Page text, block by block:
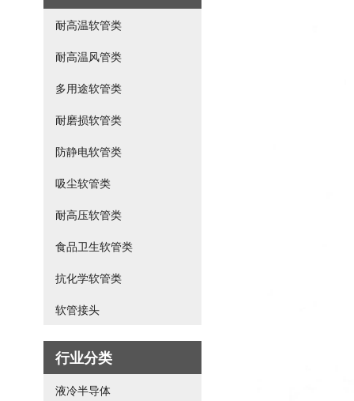
耐高温软管类
耐高温风管类
多用途软管类
耐磨损软管类
防静电软管类
吸尘软管类
耐高压软管类
食品卫生软管类
抗化学软管类
软管接头
行业分类
液冷半导体